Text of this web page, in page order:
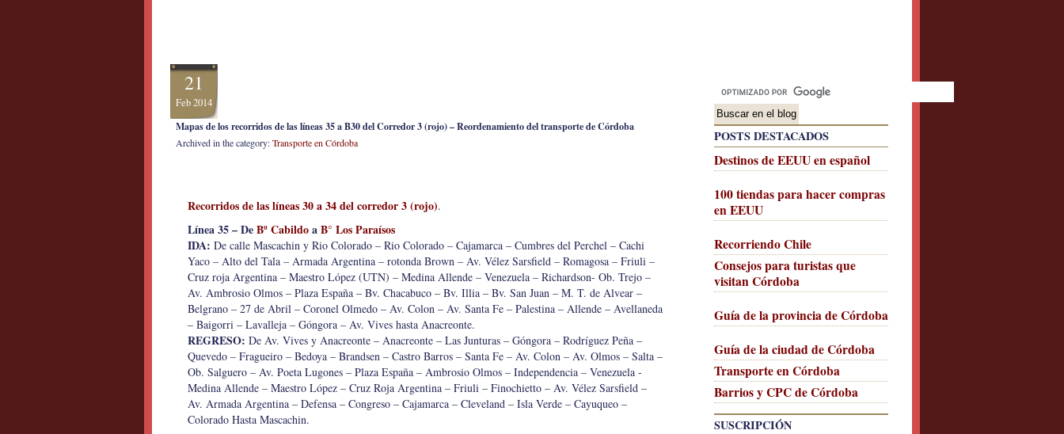
POSTS DESTACADOS
Destinos de EEUU en español
100 tiendas para hacer compras
en EEUU
Recorriendo Chile
Consejos para turistas que
visitan Córdoba
Guía de la provincia de Córdoba
Guía de la ciudad de Córdoba
Transporte en Córdoba
Barrios y CPC de Córdoba
SUSCRIPCIÓN
21
Feb 2014
Mapas de los recorridos de las líneas 35 a B30 del Corredor 3 (rojo) – Reordenamiento del transporte de Córdoba
Archived in the category:Transporte en Córdoba
Recorridos de las líneas 30 a 34 del corredor 3 (rojo).
Línea 35 – DeBº CabildoaB° Los Paraísos
IDA: De calle Mascachin y Rio Colorado – Rio Colorado – Cajamarca – Cumbres del Perchel – Cachi
Yaco – Alto del Tala – Armada Argentina – rotonda Brown – Av. Vélez Sarsfield – Romagosa – Friuli –
Cruz roja Argentina – Maestro López (UTN) – Medina Allende – Venezuela – Richardson- Ob. Trejo –
Av. Ambrosio Olmos – Plaza España – Bv. Chacabuco – Bv. Illia – Bv. San Juan – M. T. de Alvear –
Belgrano – 27 de Abril – Coronel Olmedo – Av. Colon – Av. Santa Fe – Palestina – Allende – Avellaneda
– Baigorri – Lavalleja – Góngora – Av. Vives hasta Anacreonte.
REGRESO: De Av. Vives y Anacreonte – Anacreonte – Las Junturas – Góngora – Rodríguez Peña –
Quevedo – Fragueiro – Bedoya – Brandsen – Castro Barros – Santa Fe – Av. Colon – Av. Olmos – Salta –
Ob. Salguero – Av. Poeta Lugones – Plaza España – Ambrosio Olmos – Independencia – Venezuela -
Medina Allende – Maestro López – Cruz Roja Argentina – Friuli – Finochietto – Av. Vélez Sarsfield –
Av. Armada Argentina – Defensa – Congreso – Cajamarca – Cleveland – Isla Verde – Cayuqueo –
Colorado Hasta Mascachin.